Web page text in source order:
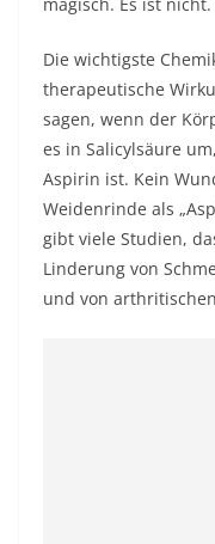
Die wichtigste
therapeutische
sagen, wenn der
es in Salicylsäure
Aspirin ist. Kein
Weidenrinde als
gibt viele Studien,
Linderung von
und von